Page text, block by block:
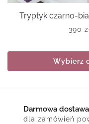
Tryptyk czarno-
390
Wybierz
Darmowa dostawa
dla zamówień